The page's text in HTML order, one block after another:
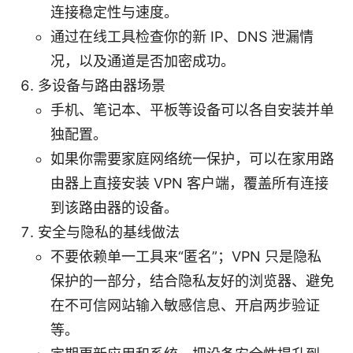
连接稳定性与速度。
通过在线工具检查你的新 IP、DNS 泄漏情
况，以及通道是否加密成功。
多设备与路由器场景
手机、笔记本、平板等设备可以各自安装并单
独配置。
如果你需要家庭网络统一保护，可以在家用路
由器上直接安装 VPN 客户端，覆盖所有连接
到该路由器的设备。
安全与隐私的基线做法
不要依赖单一工具来“匿名”；VPN 只是隐私
保护的一部分，结合隐私友好的浏览器、避免
在不可信网站输入敏感信息、开启两步验证
等。